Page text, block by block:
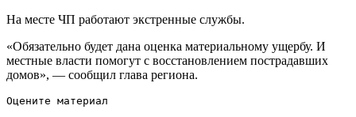
На месте ЧП работают экстренные службы.
«Обязательно будет дана оценка материальному ущербу. И
местные власти помогут с восстановлением пострадавших
домов», — сообщил глава региона.